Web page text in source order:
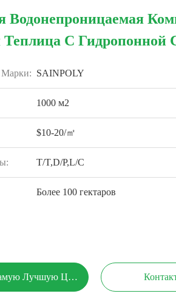
Водонепроницаемая
Теплица С Гидропонной
Марки: SAINPOLY
1000 м2
$10-20/㎡
T/T,D/P,L/C
Более 100 гектаров
Лучшую Цену